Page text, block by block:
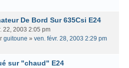
De Bord Sur 635Csi E24
22, 2003 2:05 pm
guitoune » ven. févr. 28, 2003 2:29 pm
sur "chaud" E24